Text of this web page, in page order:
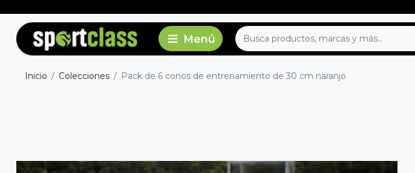
Inicio Colecciones Pack de 6 conos de entrenamiento de 30 cm naranjo